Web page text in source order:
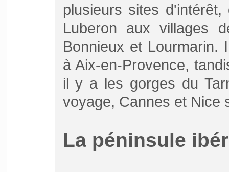
plusieurs sites
Luberon aux villages
Bonnieux et Lourmarin.
à Aix-en-Provence,
il y a les gorges du
voyage, Cannes et Nice
La péninsule